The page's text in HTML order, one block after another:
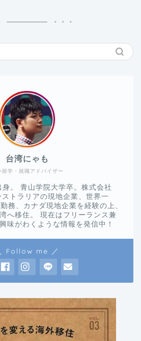
留学・就職アドバイザー
台湾にゃも
。 青山学院大学卒。株式会社
トラリアの現地企業、世界一
務、カナダ現地企業を経験の上、
へ移住。 現在はフリーランス兼
味がわくような情報を発信中！
Follow me ／